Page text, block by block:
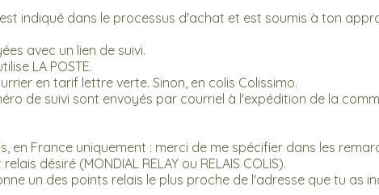
indiqué dans le processus d'achat et est soumis à ton
avec un lien de suivi.
LA POSTE.
en tarif lettre verte. Sinon, en colis Colissimo.
de suivi sont envoyés par courriel à l'expédition de la
en France uniquement : merci de me spécifier dans les
désiré (MONDIAL RELAY ou RELAIS COLIS).
un des points relais le plus proche de l'adresse que tu as